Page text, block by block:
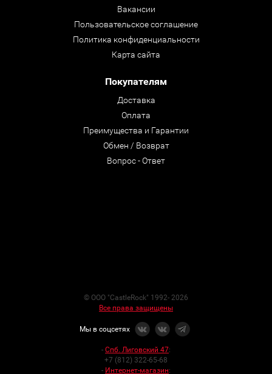
Вакансии
Пользовательское соглашение
Политика конфиденциальности
Карта сайта
Покупателям
Доставка
Оплата
Преимущества и Гарантии
Обмен / Возврат
Вопрос - Ответ
© ООО "CastleRock" 1992- 2026
Все права защищены
Мы в соцсетях
- Спб. Лиговский 47:
+7 (812) 322-65-68
- Интернет-магазин: